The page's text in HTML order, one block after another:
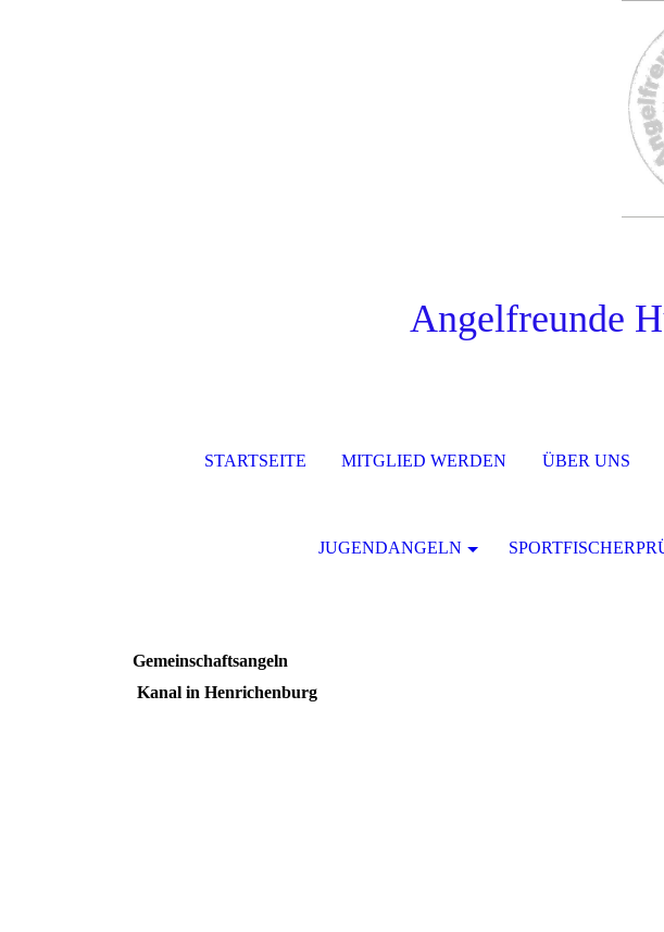
Angelfreunde
STARTSEITE MITGLIED WERDEN ÜBER UNS
JUGENDANGELN
Gemeinschaftsangeln
Kanal in Henrichenburg